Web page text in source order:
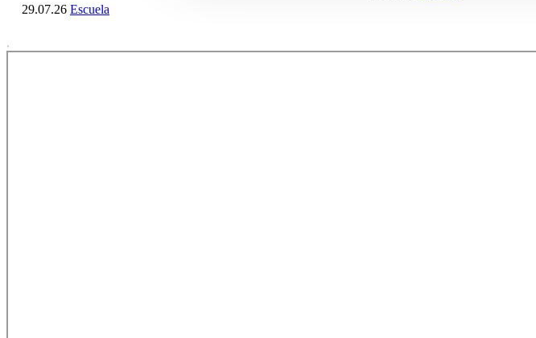
29.07.26 Escuela